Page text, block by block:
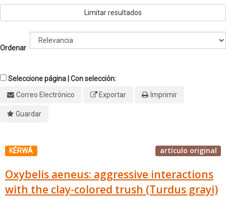
Limitar resultados
Ordenar
Seleccione página | Con selección:
Correo Electrónico
Exportar Imprimir
Guardar
KÉRWÁ artículo original
Oxybelis aeneus: aggressive interactions
with the clay-colored trush (Turdus grayi)